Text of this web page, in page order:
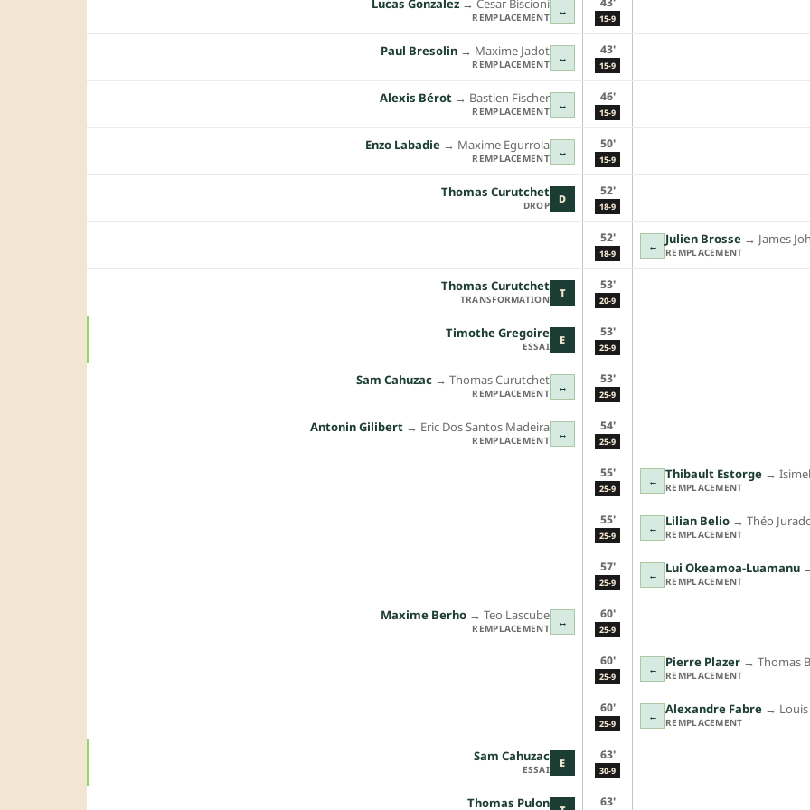
↔
REMPLACEMENT 15-9
↔
Paul Bresolin →︎ Maxime Jadot
REMPLACEMENT
43'
15-9
↔
Alexis Bérot →︎ Bastien Fischer
REMPLACEMENT
46'
15-9
↔
Enzo Labadie →︎ Maxime Egurrola
REMPLACEMENT
50'
15-9
D
Thomas Curutchet
DROP
52'
18-9
52'
18-9
↔ Julien Brosse →︎ James
REMPLACEMENT
T
Thomas Curutchet
TRANSFORMATION
53'
20-9
E
Timothe Gregoire
ESSAI
53'
25-9
↔
Sam Cahuzac →︎ Thomas Curutchet
REMPLACEMENT
53'
25-9
↔
Antonin Gilibert →︎ Eric Dos Santos Madeira
REMPLACEMENT
54'
25-9
55'
25-9
↔ Thibault Estorge →︎
REMPLACEMENT
55'
25-9
↔ Lilian Belio →︎ Théo
REMPLACEMENT
57'
25-9
↔ Lui Okeamoa-Luamanu
REMPLACEMENT
↔
Maxime Berho →︎ Teo Lascube
REMPLACEMENT
60'
25-9
60'
25-9
↔ Pierre Plazer →︎ Thomas
REMPLACEMENT
60'
25-9
↔ Alexandre Fabre →︎
REMPLACEMENT
E
Sam Cahuzac
ESSAI
63'
30-9
Thomas Pulon 63'